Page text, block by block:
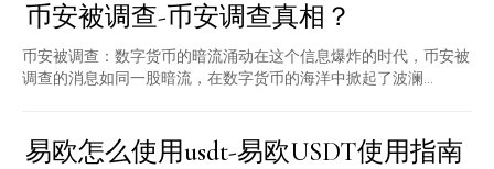
币安被调查-币安调查真相？
币安被调查：数字货币的暗流涌动在这个信息爆炸的时代，币安被
调查的消息如同一股暗流，在数字货币的海洋中掀起了波澜...
易欧怎么使用usdt-易欧USDT使用指南